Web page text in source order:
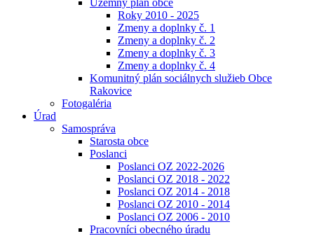
Územný plán obce
Roky 2010 - 2025
Zmeny a doplnky č. 1
Zmeny a doplnky č. 2
Zmeny a doplnky č. 3
Zmeny a doplnky č. 4
Komunitný plán sociálnych služieb Obce
Rakovice
Fotogaléria
Úrad
Samospráva
Starosta obce
Poslanci
Poslanci OZ 2022-2026
Poslanci OZ 2018 - 2022
Poslanci OZ 2014 - 2018
Poslanci OZ 2010 - 2014
Poslanci OZ 2006 - 2010
Pracovníci obecného úradu